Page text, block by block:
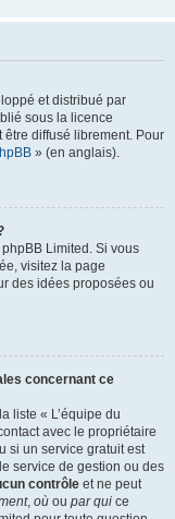
et distribué par
sous la licence
diffusé librement. Pour
» (en anglais).
Limited. Si vous
visitez la page
des idées proposées ou
concernant ce
liste « L’équipe du
avec le propriétaire
si un service gratuit est
service de gestion ou des
contrôle et ne peut
, où ou par qui ce